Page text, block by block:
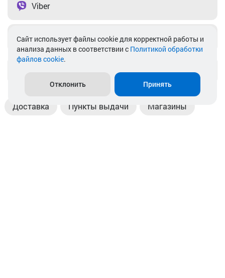
Viber
Telegram
Доставка Пункты выдачи Магазины
Cайт использует файлы cookie для корректной работы и
анализа данных в соответствии с Политикой обработки
файлов cookie.
Отклонить Принять